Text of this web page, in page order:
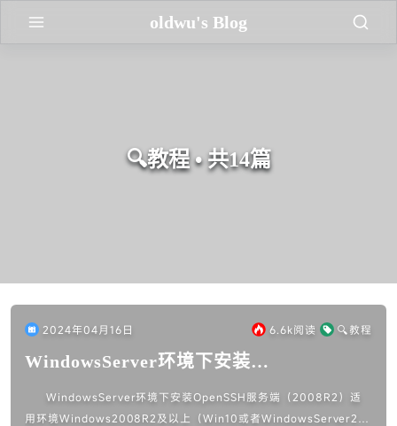
oldwu's Blog
🔍教程 • 共14篇
2024年04月16日 6.6k阅读 🔍教程
WindowsServer环境下安装
WindowsServer环境下安装OpenSSH服务端（2008R2）适
用环境Windows2008R2及以上（Win10或者WindowsServer20